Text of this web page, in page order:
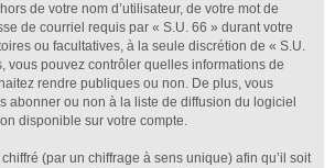
de votre nom d’utilisateur, de votre mot de
de courriel requis par « S.U. 66 » durant votre
ou facultatives, à la seule discrétion de « S.U.
vous pouvez contrôler quelles informations de
rendre publiques ou non. De plus, vous
abonner ou non à la liste de diffusion du logiciel
disponible sur votre compte.
(par un chiffrage à sens unique) afin qu’il soit